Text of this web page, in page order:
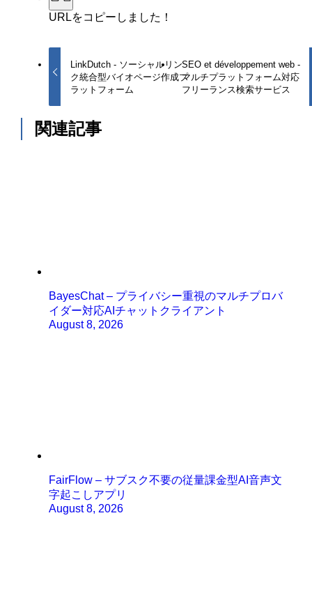
URLをコピーしました！
LinkDutch - ソーシャルリン
ク統合型バイオページ作成プ
ラットフォーム
SEO et développement web -
マルチプラットフォーム対応
フリーランス検索サービス
関連記事
BayesChat – プライバシー重視のマルチプロバ
イダー対応AIチャットクライアント
August 8, 2026
FairFlow – サブスク不要の従量課金型AI音声文
字起こしアプリ
August 8, 2026